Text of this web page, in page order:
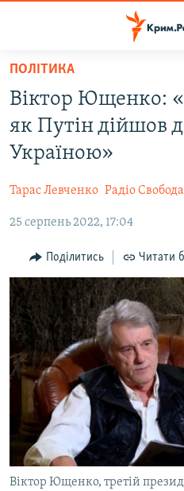
Перейти
основного
матеріалу
Перейти
до
основної
навігації
Перейти
пошуку
ВОДА.КРИМ
ВІДЕО ТА ФОТО
БЛОГИ
ПОГЛЯД
ІНТЕРВ'Ю
ВСЕ ЗА ДЕНЬ
СПЕЦПРОЕКТИ
ДЕПОРТАЦІЯ
ВІДЕОУРОКИ «ELIFBE»
СВІДЧЕННЯ ОКУПАЦІЇ
УКРАЇНСЬКА ПРОБЛЕМА КРИМУ
ІНФОГРАФІКА
ЯК ОБІЙТИ БЛОКУВАННЯ
Русский
Qırımtatar
ДОЛУЧАЙСЯ!
ПОЛІТИКА
Віктор Ющенко:
як Путін дійшов
Україною»
Тарас Левченко Радіо Свобода
25 серпень 2022, 17:04
Поділитись Читати
Віктор Ющенко, третій